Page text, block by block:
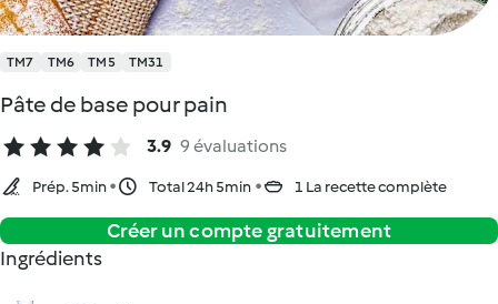
TM7 TM6 TM5 TM31
Pâte de base pour pain
3.9 9 évaluations
Prép. 5min Total 24h 5min 1 La recette complète
Créer un compte gratuitement
Ingrédients